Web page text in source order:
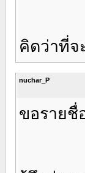
คิดว่าที่จ
nuchar_P
ขอรายชื่